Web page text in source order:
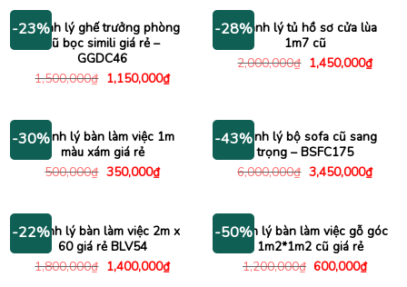
1,000,000₫.
-23%
Thanh lý ghế trưởng phòng
cũ bọc simili giá rẻ –
GGDC46
1,500,000₫ Giá
gốc
1,150,000₫Giá
hiện
1,150,000₫.
-28%Thanh lý tủ hồ sơ cửa lùa
1m7 cũ
2,000,000₫ Giá
gốc
1,450,000₫Giá
hiện
-30%Thanh lý bàn làm việc 1m
màu xám giá rẻ
500,000₫ Giá
350,000₫Giá
hiện
350,000₫.
-43%Thanh lý bộ sofa cũ sang
trọng – BSFC175
6,000,000₫ Giá
gốc
3,450,000₫Giá
hiện
-22%
Thanh lý bàn làm việc 2m x
60 giá rẻ BLV54
1,800,000₫ Giá
gốc
1,400,000₫Giá
hiện
-50%
Thanh lý bàn làm việc gỗ góc
L 1m2*1m2 cũ giá rẻ
1,200,000₫ Giá
600,000₫Giá
hiện